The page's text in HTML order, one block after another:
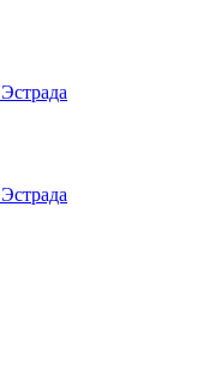
Эстрада
Эстрада